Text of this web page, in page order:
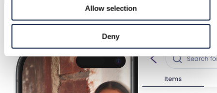
Allow selection
Deny